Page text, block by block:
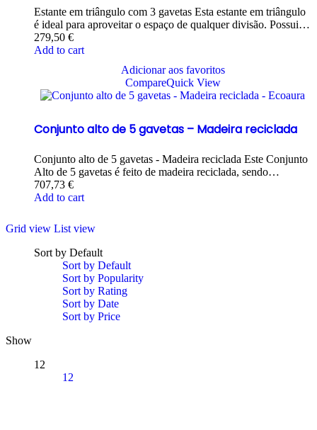
Estante em triângulo com 3 gavetas Esta estante em triângulo
é ideal para aproveitar o espaço de qualquer divisão. Possui…
279,50 €
Add to cart
Adicionar aos favoritos
CompareQuick View
Conjunto alto de 5 gavetas – Madeira reciclada
Conjunto alto de 5 gavetas - Madeira reciclada Este Conjunto
Alto de 5 gavetas é feito de madeira reciclada, sendo…
707,73 €
Add to cart
Grid view List view
Sort by Default
Sort by Default
Sort by Popularity
Sort by Rating
Sort by Date
Sort by Price
Show
12
12